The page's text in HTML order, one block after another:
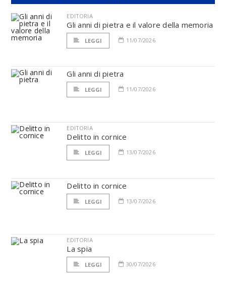
EDITORIA
Gli anni di pietra e il valore della memoria
LEGGI 11/07/2026
Gli anni di pietra
LEGGI 11/07/2026
EDITORIA
Delitto in cornice
LEGGI 13/07/2026
Delitto in cornice
LEGGI 13/07/2026
EDITORIA
La spia
LEGGI 30/07/2026